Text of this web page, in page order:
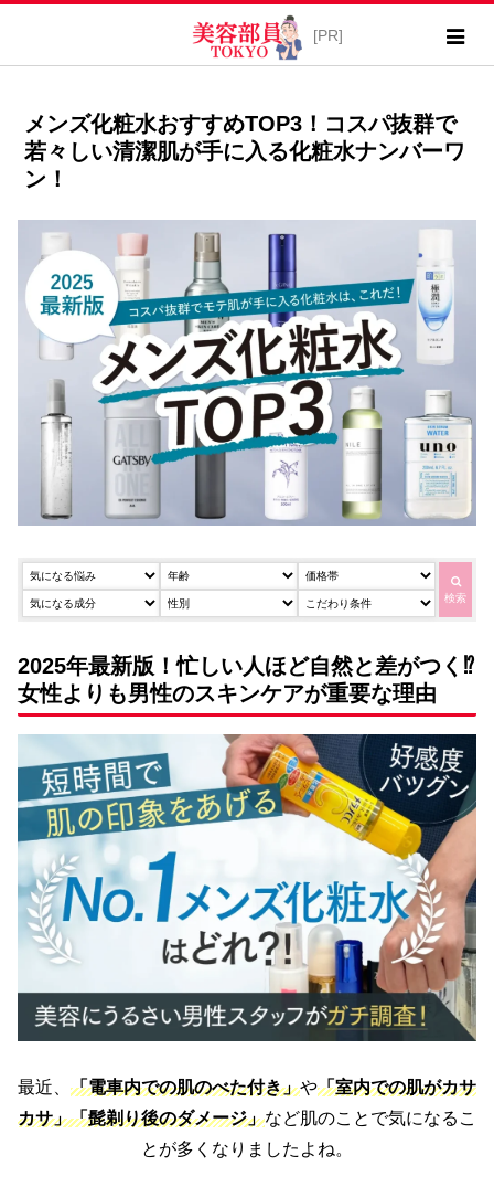
メンズ化粧水おすすめTOP3！コスパ抜群で
若々しい清潔肌が手に入る化粧水ナンバーワ
ン！
検索
2025年最新版！忙しい人ほど自然と差がつく⁉
女性よりも男性のスキンケアが重要な理由
最近、 「電車内での肌のべた付き」や「室内での肌がカサ
カサ」「髭剃り後のダメージ」など肌のことで気になるこ
とが多くなりましたよね。